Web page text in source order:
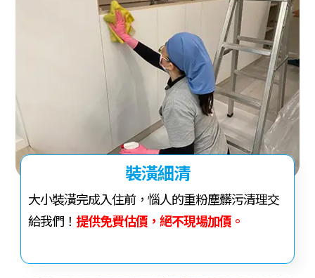
裝潢細清
大小裝潢完成入住前，惱人的重粉塵髒污清理交
給我們！ 提供免費估價，絕不現場加價。